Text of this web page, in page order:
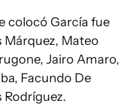
colocó García fue
Márquez, Mateo
Jairo Amaro,
Facundo De
Rodríguez.